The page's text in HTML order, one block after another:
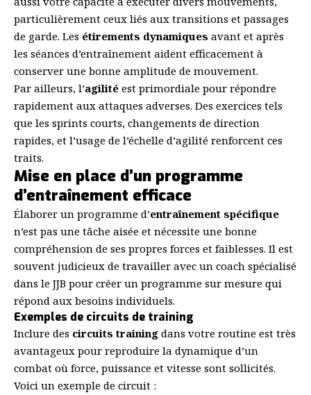
particulièrement ceux liés aux transitions et passages
de garde. Les étirements dynamiques avant et après
les séances d’entraînement aident efficacement à
conserver une bonne amplitude de mouvement.
Par ailleurs, l’agilité est primordiale pour répondre
rapidement aux attaques adverses. Des exercices tels
que les sprints courts, changements de direction
rapides, et l’usage de l’échelle d’agilité renforcent ces
traits.
Mise en place d’un programme
d’entraînement efficace
Élaborer un programme d’entraînement spécifique
n’est pas une tâche aisée et nécessite une bonne
compréhension de ses propres forces et faiblesses. Il est
souvent judicieux de travailler avec un coach spécialisé
dans le JJB pour créer un programme sur mesure qui
répond aux besoins individuels.
Exemples de circuits de training
Inclure des circuits training dans votre routine est très
avantageux pour reproduire la dynamique d’un
combat où force, puissance et vitesse sont sollicités.
Voici un exemple de circuit :